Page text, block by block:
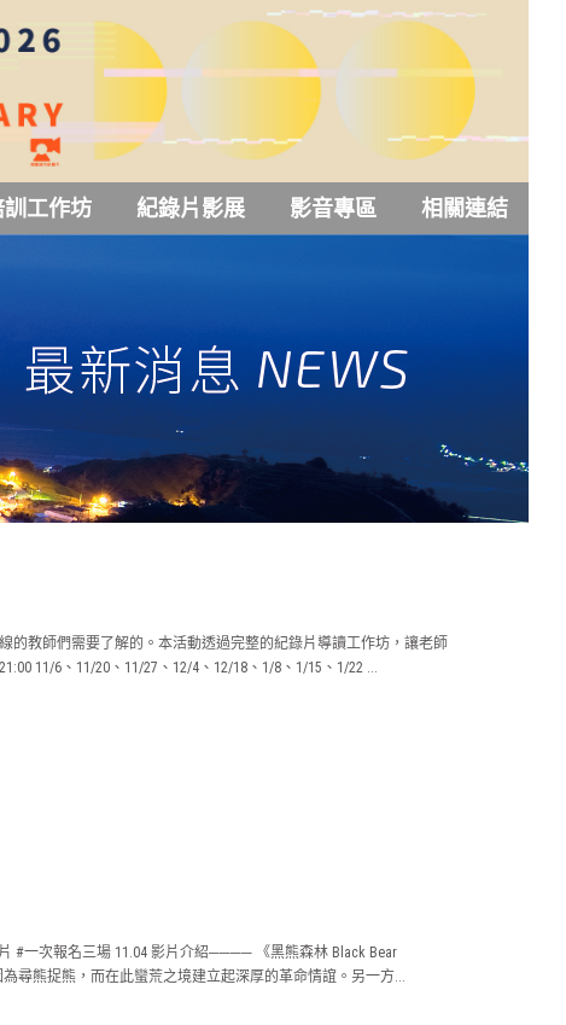
訓工作坊 紀錄片影展 影音專區 相關連結
教師們需要了解的。本活動透過完整的紀錄片導讀工作坊，讓老師
11/6、11/20、11/27、12/4、12/18、1/8、1/15、1/22 ...
#一次報名三場 11.04 影片介紹──── 《黑熊森林 Black Bear
尋熊捉熊，而在此蠻荒之境建立起深厚的革命情誼。另一方...